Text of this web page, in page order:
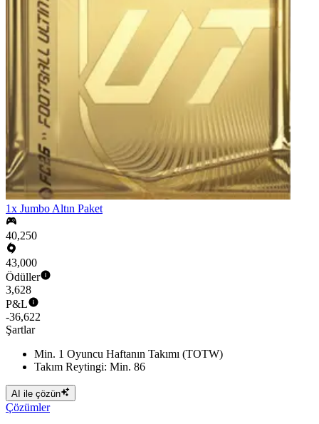
1x Jumbo Altın Paket
40,250
43,000
Ödüller
3,628
P&L
-36,622
Şartlar
Min. 1 Oyuncu Haftanın Takımı (TOTW)
Takım Reytingi: Min. 86
AI ile çözün
Çözümler